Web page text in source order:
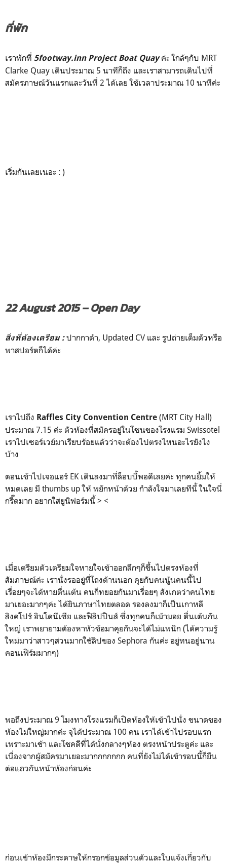
ที่พัก
เราพักที่ 5footway.inn Project Boat Quayค่ะ ใกล้ๆกับ MRT
Clarke Quay เดินประมาณ 5 นาทีก็ถึง และเราสามารถเดินไปที่
สมัครภาษณ์วันแรกและวันที่ 2 ได้เลย ใช้เวลาประมาณ 10 นาทีค่ะ
เริ่มกันเลยเนอะ : )
22 August 2015 – Open Day
สิ่งที่ต้องเตรียม :ปากกาดำ, Updated CV และ รูปถ่ายเต็มตัวหรือ
พาสปอร์ตก็ได้ค่ะ
เราไปถึง Raffles City Convention Centre (MRT City Hall)
ประมาณ 7.15 ค่ะ ตัวห้องที่สมัครอยู่ในโซนของโรงแรม Swissotel
เราไปเซอร์เวย์มาเรียบร้อยแล้วว่าจะต้องไปตรงไหนอะไรยังไง
บ้าง
ตอนเข้าไปเจอแอร์ EK เดินลงมาที่ล็อบบี้พอดีเลยค่ะ ทุกคนยิ้มให้
หมดเลย มี thumbs up ให้ พยักหน้าด้วย กำลังใจมาเลยทีนี้ ในใจนี่
กรี๊ดมาก อยากใส่ยูนิฟอร์มนี้ > <
เมื่อเตรียมตัวเตรียมใจหายใจเข้าออกลึกๆก็ขึ้นไปตรงห้องที่
สัมภาษณ์ค่ะ เรานั่งรออยู่ที่โถงด้านนอก คุยกับคนนู้นคนนี้ไป
เรื่อยๆจะได้หายตื่นเต้น คนก็ทยอยกันมาเรื่อยๆ สังเกตว่าคนไทย
มาเยอะมากๆค่ะ ได้ยินภาษาไทยตลอด รองลงมาก็เป็นเกาหลี
สิงคโปร์ อินโดนีเซีย และฟิลิปปินส์ ซึ่งทุกคนก็เม้ามอย ตื่นเต้นกัน
ใหญ่ เราพยายามต้องหาหัวข้อมาคุยกันจะได้ไม่แพนิก (ได้ความรู้
ใหม่มาว่าสาวๆส่วนมากใช้ลิปของ Sephora กันค่ะ อยู่ทนอยู่นาน
คอนเฟิร์มมากๆ)
พอถึงประมาณ 9 โมงทางโรงแรมก็เปิดห้องให้เข้าไปนั่ง ขนาดของ
ห้องไม่ใหญ่มากค่ะ จุได้ประมาณ 100 คน เราได้เข้าไปรอบแรก
เพราะมาเช้า และโชคดีที่ได้นั่งกลางๆห้อง ตรงหน้าประตูค่ะ และ
เนื่องจากผู้สมัครมาเยอะมากกกกกกก คนที่ยังไม่ได้เข้ารอบนี้ก็ยืน
ต่อแถวกันหน้าห้องก่อนค่ะ
ก่อนเข้าห้องมีกระดาษให้กรอกข้อมูลส่วนตัวและใบแจ้งเกี่ยวกับ